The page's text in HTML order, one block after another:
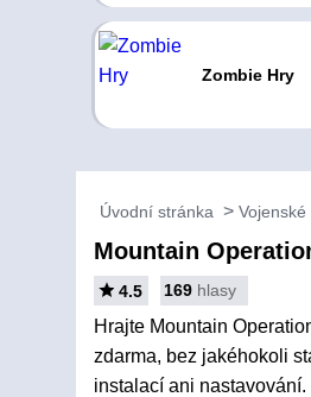
Zombie Hry
Úvodní stránka Vojenské
Mountain
4.5 169 hlasy
Hrajte Mountain
zdarma, bez jakéhokoli
instalací ani